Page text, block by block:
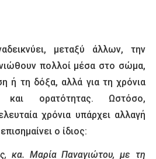
μεταξύ άλλων, την
πολλοί μέσα στο σώμα,
ή τη δόξα, αλλά για τη χρόνια
και ορατότητας. Ωστόσο,
χρόνια υπάρχει αλλαγή
ο ίδιος:
κα. Μαρία Παναγιώτου, με τη